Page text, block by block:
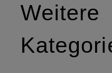
Weitere